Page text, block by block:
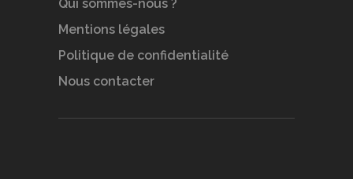
Qui sommes-nous ?
Mentions légales
Politique de confidentialité
Nous contacter